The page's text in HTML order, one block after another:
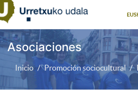
Asociaciones
Inicio Promoción sociocultural